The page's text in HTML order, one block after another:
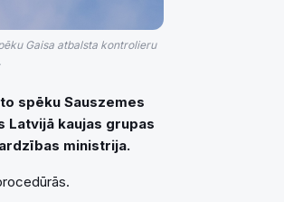
Gaisa atbalsta kontrolieru
spēku Sauszemes
Latvijā kaujas grupas
ministrija.